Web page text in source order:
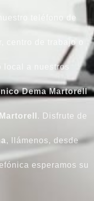
teléfono de
centro de trabajo o
local a nuestros
Dema Martorell
Martorell . Disfrute de
, llámenos, desde
esperamos su